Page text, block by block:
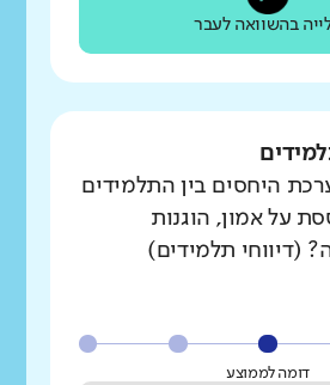
בהשוואה לעבר
היחסים בין התלמידים
על אמון, הוגנות
(דיווחי תלמידים)
דומה לממוצע